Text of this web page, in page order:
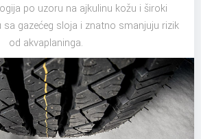
po uzoru na ajkulinu kožu i široki
sa gazećeg sloja i znatno smanjuju rizik
od akvaplaninga.